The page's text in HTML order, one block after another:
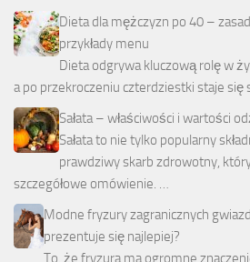
Dieta dla mężczyzn po 40 –
przykłady menu
Dieta odgrywa kluczową rolę w
a po przekroczeniu czterdziestki staje się
Sałata – właściwości i wartości
Sałata to nie tylko popularny
prawdziwy skarb zdrowotny,
szczegółowe omówienie. …
Modne fryzury zagranicznych
prezentuje się najlepiej?
To, że fryzura ma ogromne